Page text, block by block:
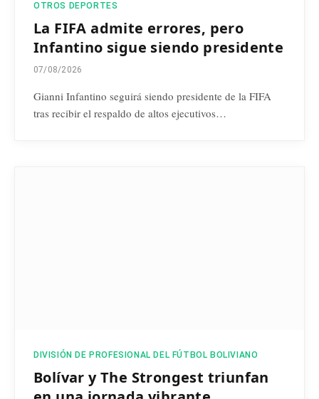
OTROS DEPORTES
La FIFA admite errores, pero
Infantino sigue siendo presidente
07/08/2026
Gianni Infantino seguirá siendo presidente de la FIFA
tras recibir el respaldo de altos ejecutivos…
DIVISIÓN DE PROFESIONAL DEL FÚTBOL BOLIVIANO
Bolívar y The Strongest triunfan